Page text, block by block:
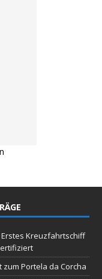
Erstes Kreuzfahrtschiff
zum Portela da Corcha